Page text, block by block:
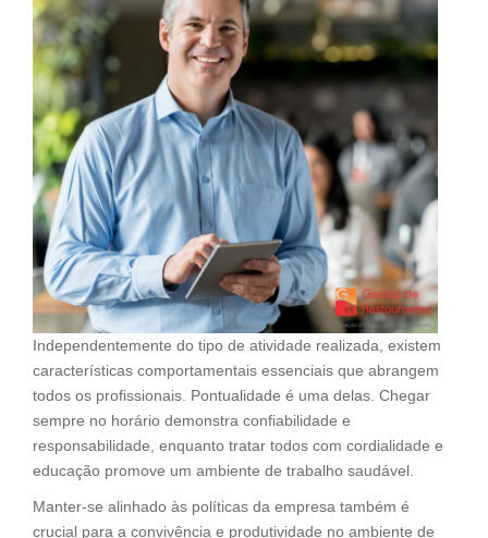
Independentemente do tipo de atividade realizada, existem
características comportamentais essenciais que abrangem
todos os profissionais. Pontualidade é uma delas. Chegar
sempre no horário demonstra confiabilidade e
responsabilidade, enquanto tratar todos com cordialidade e
educação promove um ambiente de trabalho saudável.
Manter-se alinhado às políticas da empresa também é
crucial para a convivência e produtividade no ambiente de